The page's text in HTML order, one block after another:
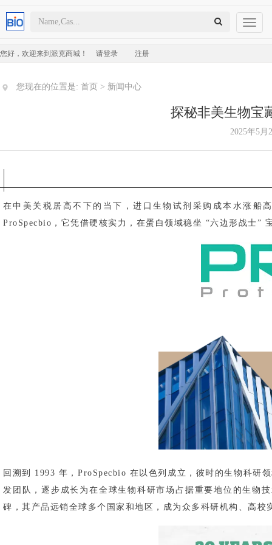
您好，欢迎来到派克商城！ 请登录 注册
Toggle
您现在的位置是: 首页 > 新闻中心
探秘非美生物宝
2025年5月
在中美关税居高不下的当下，进口生物试剂采购成本水涨
ProSpecbio，它凭借硬核实力，在蛋白领域稳坐 “六边形战士”
回溯到 1993 年，ProSpecbio 在以色列成立，彼时的生物科研
发团队，逐步成长为在全球生物科研市场占据重要地位的生物
碑，其产品远销全球多个国家和地区，成为众多科研机构、高校